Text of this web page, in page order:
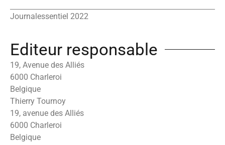
Journalessentiel 2022
Editeur responsable
19, Avenue des Alliés
6000 Charleroi
Belgique
Thierry Tournoy
19, avenue des Alliés
6000 Charleroi
Belgique